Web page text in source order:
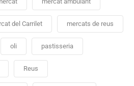
del Carrilet mercats de reus
oli pastisseria
Reus